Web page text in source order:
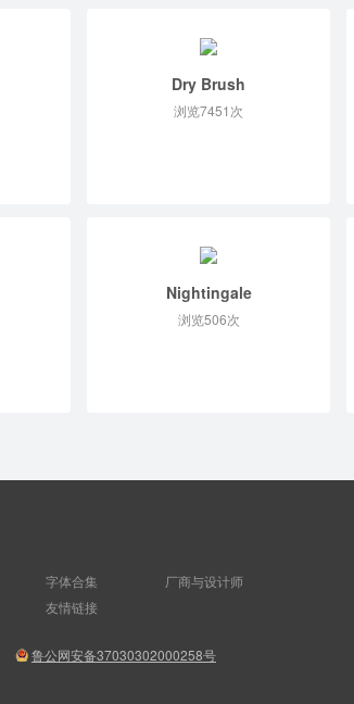
Dry Brush
浏览7451次
Nightingale
浏览506次
字体合集
厂商与设计师
友情链接
鲁公网安备37030302000258号